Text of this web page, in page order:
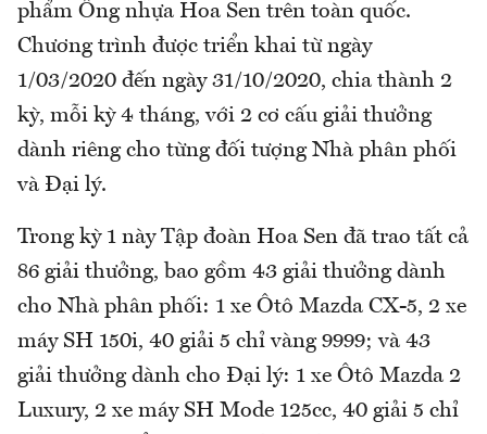
phẩm Ống nhựa Hoa Sen trên toàn quốc.
Chương trình được triển khai từ ngày
1/03/2020 đến ngày 31/10/2020, chia thành 2
kỳ, mỗi kỳ 4 tháng, với 2 cơ cấu giải thưởng
dành riêng cho từng đối tượng Nhà phân phối
và Đại lý.
Trong kỳ 1 này Tập đoàn Hoa Sen đã trao tất cả
86 giải thưởng, bao gồm 43 giải thưởng dành
cho Nhà phân phối: 1 xe Ôtô Mazda CX-5, 2 xe
máy SH 150i, 40 giải 5 chỉ vàng 9999; và 43
giải thưởng dành cho Đại lý: 1 xe Ôtô Mazda 2
Luxury, 2 xe máy SH Mode 125cc, 40 giải 5 chỉ